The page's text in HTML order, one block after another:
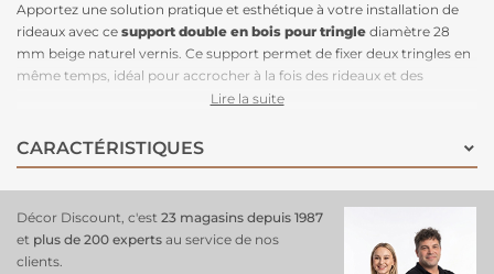
Apportez une solution pratique et esthétique à votre installation de
rideaux avec ce support double en bois pour tringle diamètre 28
mm beige naturel vernis. Ce support permet de fixer deux tringles en
même temps, idéal pour accrocher à la fois des rideaux et des
voilages ou pour créer un agencement de rideaux superposés. Sa
une touche chaleureuse et raffinée à votre
Conçu en bois de qualité, il offre à la fois une grande robustesse et un
moderne ou classique. Facile à installer, ce support double combine
fonctionnalité et esthétisme !
Lire la suite
CARACTÉRISTIQUES
Décor Discount, c'est 23 magasins depuis 1987
et plus de 200 experts au service de nos
clients.